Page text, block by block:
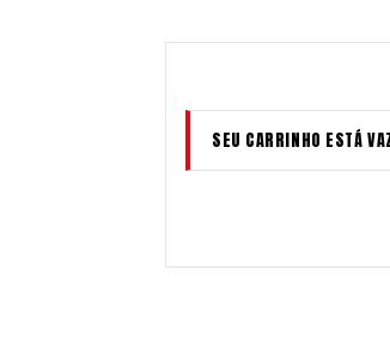
SEU CARRINHO ESTÁ